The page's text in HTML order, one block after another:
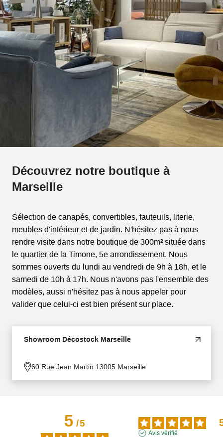
Découvrez notre boutique à
Marseille
Sélection de canapés, convertibles, fauteuils, literie,
meubles d'intérieur et de jardin. N'hésitez pas à nous
rendre visite dans notre boutique de 300m² située dans
le quartier de la Timone, 5e arrondissement. Nous
sommes ouverts du lundi au vendredi de 9h à 18h, et le
samedi de 10h à 17h. Nous n'avons pas l'ensemble des
modèles, aussi n'hésitez pas à nous appeler pour
valider que celui-ci est bien présent sur place.
Showroom Décostock Marseille
60 Rue Jean Martin 13005 Marseille
5/5
Avis vérifié